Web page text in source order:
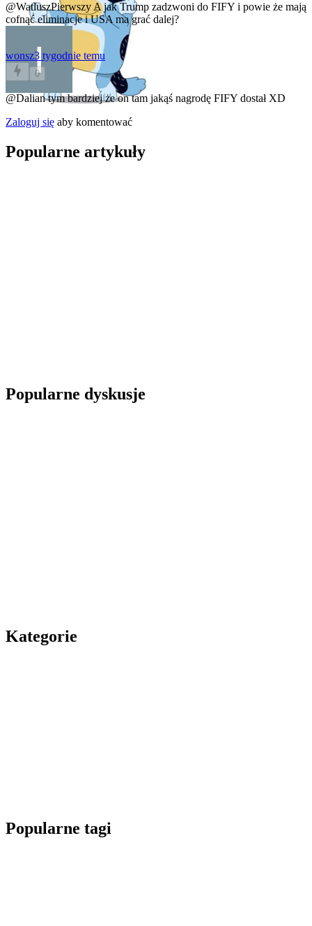
@WatluszPierwszy A jak Trump zadzwoni do FIFY i powie że mają
cofnąć eliminacje i USA ma grać dalej?
wonsz3 tygodnie temu
0
@Daliantym bardziej że on tam jakąś nagrodę FIFY dostał XD
Zaloguj się aby komentować
Popularne artykuły
Popularne dyskusje
Kategorie
Popularne tagi